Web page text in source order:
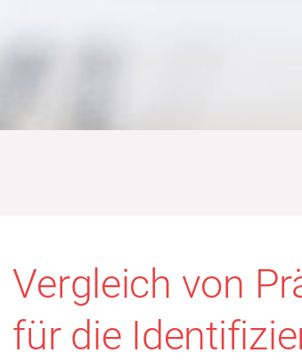
Vergleich von
für die